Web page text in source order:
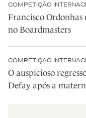
COMPETIÇÃO
Francisco Ordonhas
no Boardmasters
COMPETIÇÃO
O auspicioso
Defay após a